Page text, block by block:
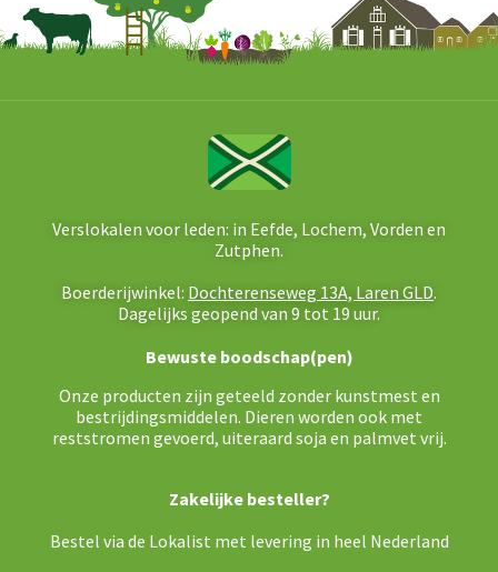
Verslokalen voor leden: in Eefde, Lochem, Vorden en
Zutphen.
Boerderijwinkel: Dochterenseweg 13A, Laren GLD.
Dagelijks geopend van 9 tot 19 uur.
Bewuste boodschap(pen)
Onze producten zijn geteeld zonder kunstmest en
bestrijdingsmiddelen. Dieren worden ook met
reststromen gevoerd, uiteraard soja en palmvet vrij.
Zakelijke besteller?
Bestel via de Lokalist met levering in heel Nederland